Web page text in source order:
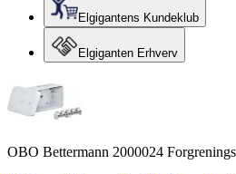
Elgigantens Kundeklub
Elgiganten Erhverv
OBO Bettermann 2000024